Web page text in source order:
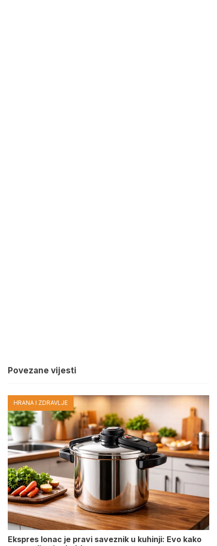
Povezane vijesti
HRANA I ZDRAVLJE
Ekspres lonac je pravi saveznik u kuhinji: Evo kako